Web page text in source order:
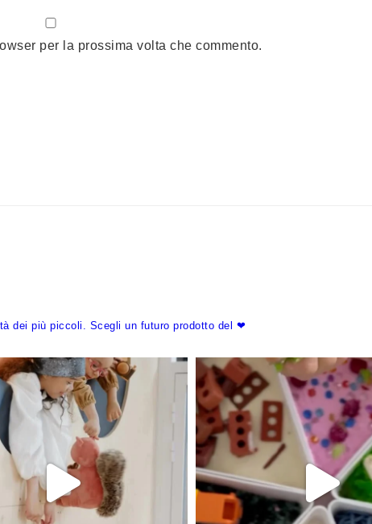
per la prossima volta che commento.
dei più piccoli. Scegli un futuro prodotto del ❤